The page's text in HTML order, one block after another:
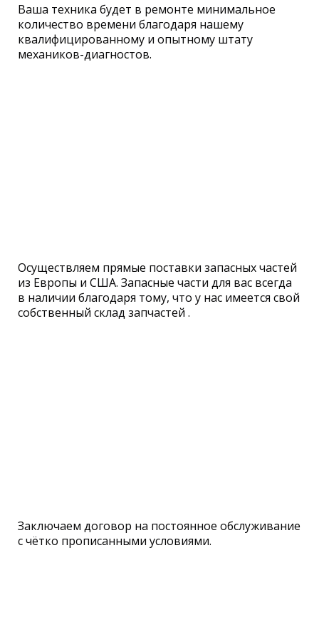
Ваша техника будет в ремонте минимальное
количество времени благодаря нашему
квалифицированному и опытному штату
механиков-диагностов.
Осуществляем прямые поставки запасных частей
из Европы и США. Запасные части для вас всегда
в наличии благодаря тому, что у нас имеется свой
собственный склад запчастей .
Заключаем договор на постоянное обслуживание
с чётко прописанными условиями.